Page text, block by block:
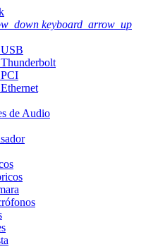
keyboard_arrow_up
de Audio